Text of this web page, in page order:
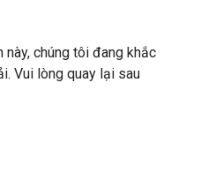
chúng tôi đang khắc
Vui lòng quay lại sau